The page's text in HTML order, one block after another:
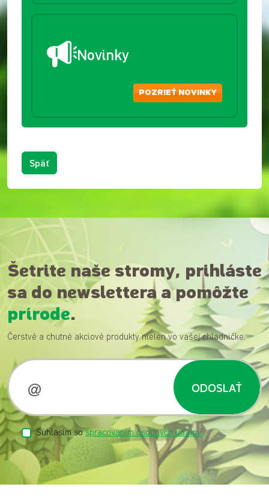
Novinky
POZRIEŤ NOVINKY
Späť
Šetrite naše stromy, prihláste
sa do newslettera a pomôžte
prírode.
Čerstvé a chutné akciové produkty nielen vo vašej chladničke.
ODOSLAŤ
Súhlasím sospracovaním osobných údajov